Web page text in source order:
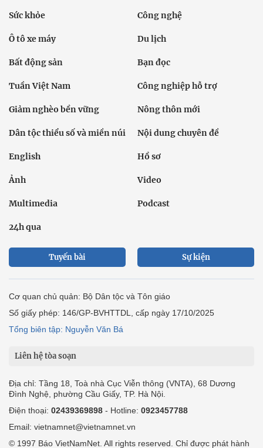
Sức khỏe Công nghệ
Ô tô xe máy Du lịch
Bất động sản Bạn đọc
Tuần Việt Nam Công nghiệp hỗ trợ
Giảm nghèo bền vững Nông thôn mới
Dân tộc thiểu số và miền núi Nội dung chuyên đề
English Hồ sơ
Ảnh Video
Multimedia Podcast
24h qua
Tuyến bài Sự kiện
Cơ quan chủ quản: Bộ Dân tộc và Tôn giáo
Số giấy phép: 146/GP-BVHTTDL, cấp ngày 17/10/2025
Tổng biên tập: Nguyễn Văn Bá
Liên hệ tòa soạn
Địa chỉ: Tầng 18, Toà nhà Cục Viễn thông (VNTA), 68 Dương
Đình Nghệ, phường Cầu Giấy, TP. Hà Nội.
Điện thoại: 02439369898 - Hotline: 0923457788
Email: vietnamnet@vietnamnet.vn
© 1997 Báo VietNamNet. All rights reserved. Chỉ được phát hành